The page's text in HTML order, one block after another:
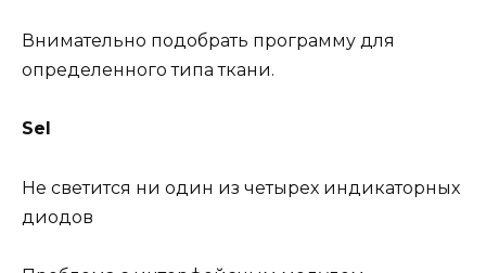
Внимательно подобрать программу для
определенного типа ткани.
Sel
Не светится ни один из четырех индикаторных
диодов